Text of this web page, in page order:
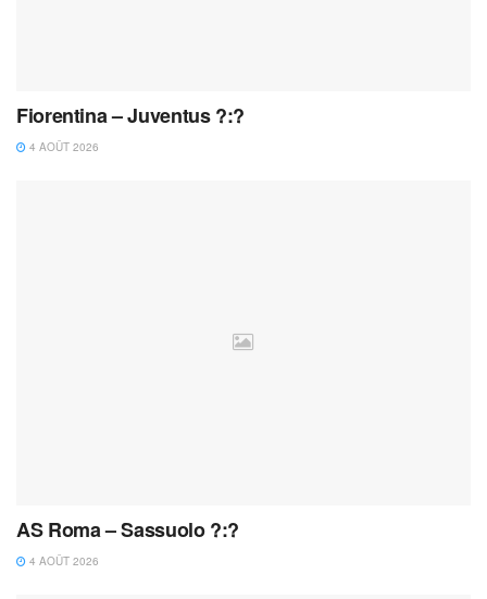
Fiorentina – Juventus ?:?
4 AOÛT 2026
AS Roma – Sassuolo ?:?
4 AOÛT 2026